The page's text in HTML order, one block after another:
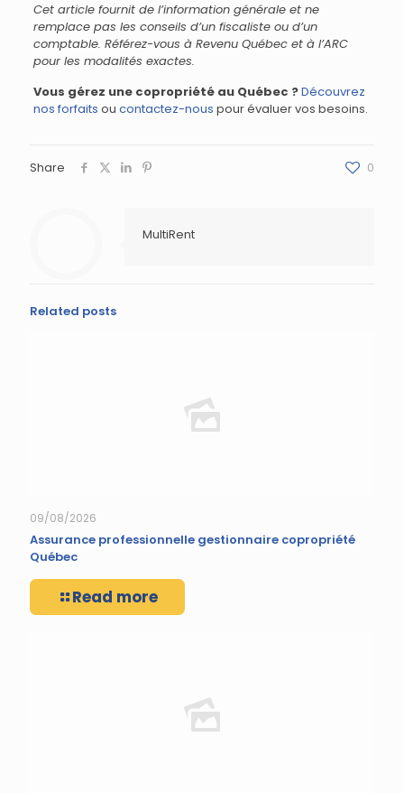
Cet article fournit de l’information générale et ne
remplace pas les conseils d’un fiscaliste ou d’un
comptable. Référez-vous à Revenu Québec et à l’ARC
pour les modalités exactes.
Vous gérez une copropriété au Québec ?Découvrez
nos forfaits ou contactez-nous pour évaluer vos besoins.
Share 0
MultiRent
Related posts
09/08/2026
Assurance professionnelle gestionnaire copropriété
Québec
Read more